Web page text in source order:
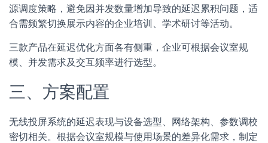
源调度策略，避免因并发数量增加导致的延迟累积问题，适
合需频繁切换展示内容的企业培训、学术研讨等活动。
三款产品在延迟优化方面各有侧重，企业可根据会议室规
模、并发需求及交互频率进行选型。
三、方案配置
无线投屏系统的延迟表现与设备选型、网络架构、参数调校
密切相关。根据会议室规模与使用场景的差异化需求，制定